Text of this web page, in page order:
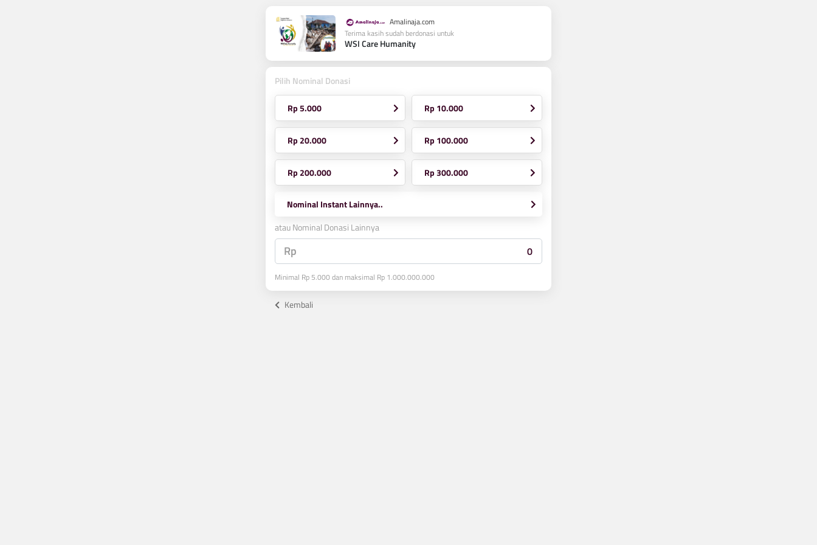
Amalinaja.com
Terima kasih sudah berdonasi untuk
WSI Care Humanity
Pilih Nominal Donasi
Rp 5.000 Rp 10.000
Rp 20.000 Rp 100.000
Rp 200.000 Rp 300.000
Nominal Instant Lainnya..
atau Nominal Donasi Lainnya
Rp
Minimal Rp 5.000 dan maksimal Rp 1.000.000.000
Kembali